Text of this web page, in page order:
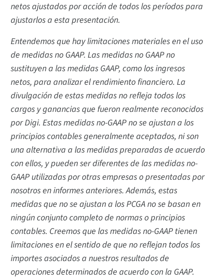
netos ajustados por acción de todos los períodos para
ajustarlos a esta presentación.
Entendemos que hay limitaciones materiales en el uso
de medidas no GAAP. Las medidas no GAAP no
sustituyen a las medidas GAAP, como los ingresos
netos, para analizar el rendimiento financiero. La
divulgación de estas medidas no refleja todos los
cargos y ganancias que fueron realmente reconocidos
por Digi. Estas medidas no-GAAP no se ajustan a los
principios contables generalmente aceptados, ni son
una alternativa a las medidas preparadas de acuerdo
con ellos, y pueden ser diferentes de las medidas no-
GAAP utilizadas por otras empresas o presentadas por
nosotros en informes anteriores. Además, estas
medidas que no se ajustan a los PCGA no se basan en
ningún conjunto completo de normas o principios
contables. Creemos que las medidas no-GAAP tienen
limitaciones en el sentido de que no reflejan todos los
importes asociados a nuestros resultados de
operaciones determinados de acuerdo con la GAAP.